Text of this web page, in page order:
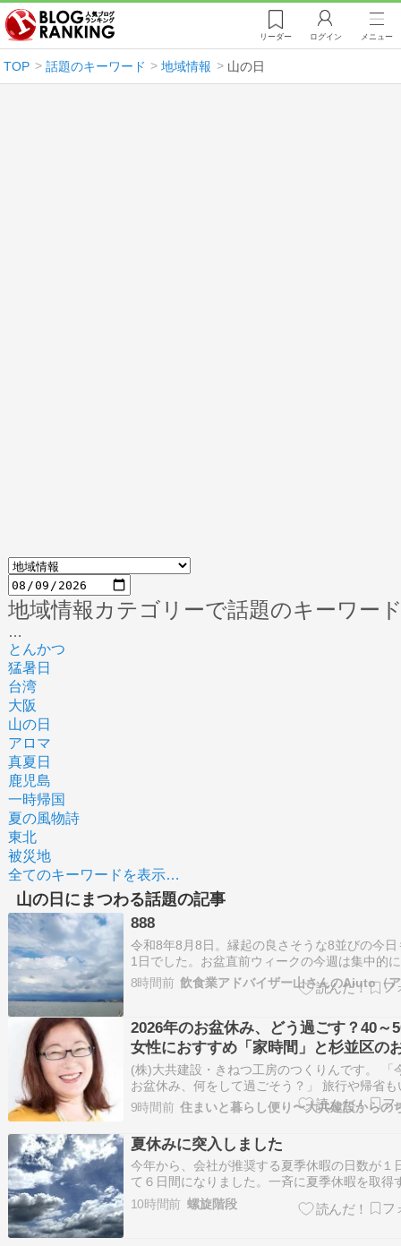
リーダー ログイン メニュー
TOP 話題のキーワード 地域情報 山の日
地域情報カテゴリーで話題のキーワー
…
とんかつ
猛暑日
台湾
大阪
山の日
アロマ
真夏日
鹿児島
一時帰国
夏の風物詩
東北
被災地
全てのキーワードを表示…
山の日にまつわる話題の記事
888
令和8年8月8日。縁起の良さそうな8並びの今日
1日でした。お盆直前ウィークの今週は集中的
を訪問して少し疲れました。特に新規案件が多
ので毎晩各種資料作成に追われていましたが今
ました。気温は高かったけど雲に広く…
8時間前
2026年のお盆休み、どう過ごす？40～
女性におすすめ「家時間」と杉並区の
け5選
(株)大共建設・きねつ工房のつくりんです。 「
お盆休み、何をして過ごそう？」 旅行や帰省も
れど、40代、50代になると、何日も予定を詰め
りも、自分の家でゆっくり過ごす時間を大切に
なることもありますよね。 特に一戸建てにお住
ら、お盆休みは普段できない…
9時間前
夏休みに突入しました
今年から、会社が推奨する夏季休暇の日数が１
て６日間になりました。一斉に夏季休暇を取得
ではなくて、夏季休暇取得の推奨期間が設定さ
て、この期間を中心に７月から９月くらいを目
10時間前 螺旋階段